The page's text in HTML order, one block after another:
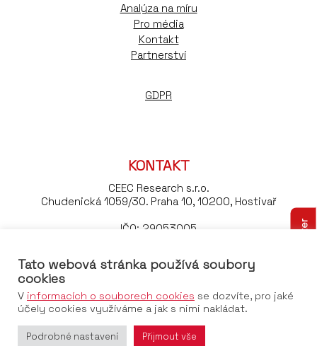
Analýza na míru
Pro média
Kontakt
Partnerství
GDPR
KONTAKT
CEEC Research s.r.o.
Chudenická 1059/30. Praha 10, 10200, Hostivař
IČO: 29053005
Tel:+420 776 023 170
© 2026 CEEC Research s.r.o., všechna práva vyhrazena
Tato webová stránka používá soubory
cookies
V informacích o souborech cookies se dozvíte, pro jaké
účely cookies využíváme a jak s nimi nakládat.
Podrobné nastavení Přijmout vše